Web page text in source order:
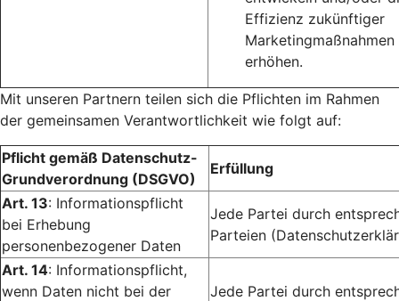
Effizienz zukünftiger
Marketingmaßnahmen
erhöhen.
Mit unseren Partnern teilen sich die Pflichten im Rahmen
der gemeinsamen Verantwortlichkeit wie folgt auf:
Pflicht gemäß Datenschutz-
Grundverordnung (DSGVO)
Erfüllung
Art. 13: Informationspflicht
bei Erhebung
personenbezogener Daten
Jede Partei durch
Parteien
Art. 14: Informationspflicht,
wenn Daten nicht bei der
Jede Partei durch